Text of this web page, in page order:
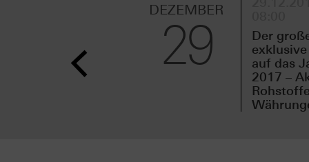
DEZEMBER
29
Der
auf das
2017 –